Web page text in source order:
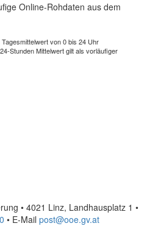
Online-Rohdaten aus dem
von 0 bis 24 Uhr
Stunden Mittelwert gilt als vorläufiger
• 4021 Linz, Landhausplatz 1 •
• E-Mail post@ooe.gv.at